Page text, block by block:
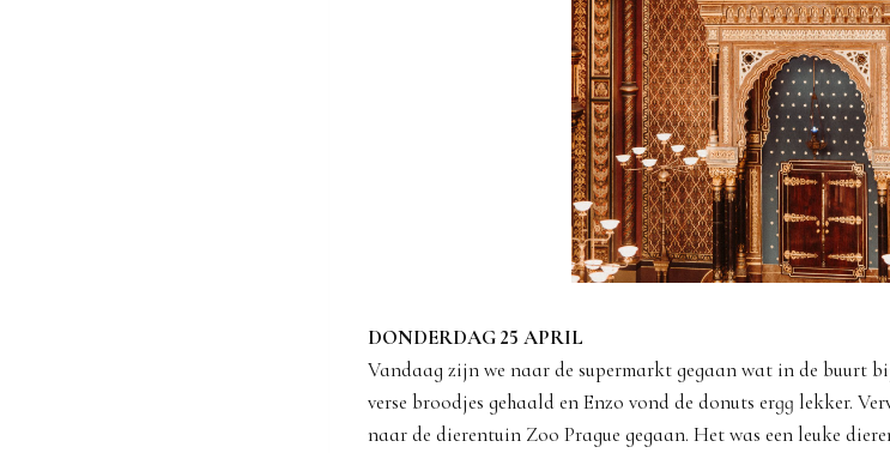
DONDERDAG 25 APRIL
Vandaag zijn we naar de supermarkt gegaan wat in de buurt
verse broodjes gehaald en Enzo vond de donuts ergg lekker.
naar de dierentuin Zoo Prague gegaan. Het was een leuke